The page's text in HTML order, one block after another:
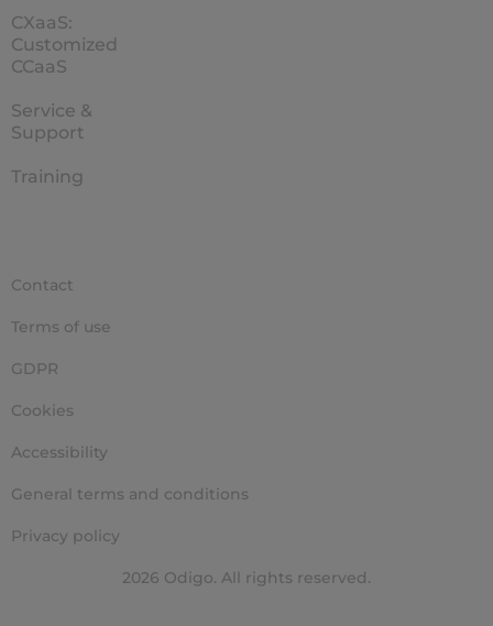
CXaaS:
Customized
CCaaS
Service &
Support
Training
2026 Odigo. All rights reserved.
Contact
Terms of use
GDPR
Cookies
Accessibility
General terms and conditions
Privacy policy